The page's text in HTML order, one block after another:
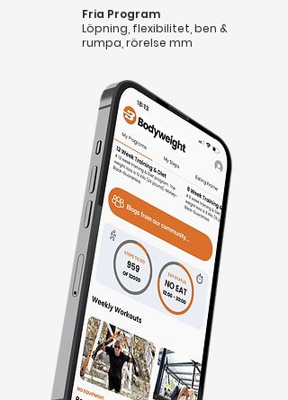
Fria Program
Löpning, flexibilitet, ben &
rumpa, rörelse mm